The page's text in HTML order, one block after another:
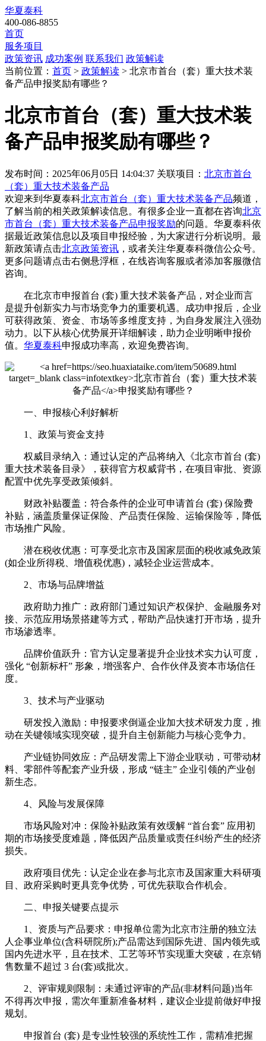
华夏泰科
400-086-8855
首页
服务项目
政策资讯 成功案例 联系我们 政策解读
当前位置： 首页 > 政策解读 > 北京市首台（套）重大技术装
备产品申报奖励有哪些？
北京市首台（套）重大技术装
备产品申报奖励有哪些？
发布时间：2025年06月05日 14:04:37 关联项目： 北京市首台
（套）重大技术装备产品
欢迎来到华夏泰科北京市首台（套）重大技术装备产品频道，
了解当前的相关政策解读信息。有很多企业一直都在咨询北京
市首台（套）重大技术装备产品申报奖励的问题。华夏泰科依
据最近政策信息以及项目申报经验，为大家进行分析说明。最
新政策请点击北京政策资讯 ，或者关注华夏泰科微信公众号。
更多问题请点击右侧悬浮框，在线咨询客服或者添加客服微信
咨询。
在北京市申报首台 (套) 重大技术装备产品，对企业而言
是提升创新实力与市场竞争力的重要机遇。成功申报后，企业
可获得政策、资金、市场等多维度支持，为自身发展注入强劲
动力。以下从核心优势展开详细解读，助力企业明晰申报价
值。 华夏泰科申报成功率高，欢迎免费咨询。
一、申报核心利好解析
1、政策与资金支持
权威目录纳入：通过认定的产品将纳入《北京市首台 (套)
重大技术装备目录》，获得官方权威背书，在项目审批、资源
配置中优先享受政策倾斜。
财政补贴覆盖：符合条件的企业可申请首台 (套) 保险费
补贴，涵盖质量保证保险、产品责任保险、运输保险等，降低
市场推广风险。
潜在税收优惠：可享受北京市及国家层面的税收减免政策
(如企业所得税、增值税优惠)，减轻企业运营成本。
2、市场与品牌增益
政府助力推广：政府部门通过知识产权保护、金融服务对
接、示范应用场景搭建等方式，帮助产品快速打开市场，提升
市场渗透率。
品牌价值跃升：官方认定显著提升企业技术实力认可度，
强化 “创新标杆” 形象，增强客户、合作伙伴及资本市场信任
度。
3、技术与产业驱动
研发投入激励：申报要求倒逼企业加大技术研发力度，推
动在关键领域实现突破，提升自主创新能力与核心竞争力。
产业链协同效应：产品研发需上下游企业联动，可带动材
料、零部件等配套产业升级，形成 “链主” 企业引领的产业创
新生态。
4、风险与发展保障
市场风险对冲：保险补贴政策有效缓解 “首台套” 应用初
期的市场接受度难题，降低因产品质量或责任纠纷产生的经济
损失。
政府项目优先：认定企业在参与北京市及国家重大科研项
目、政府采购时更具竞争优势，可优先获取合作机会。
二、申报关键要点提示
1、资质与产品要求：申报单位需为北京市注册的独立法
人企事业单位(含科研院所);产品需达到国际先进、国内领先或
国内先进水平，且在技术、工艺等环节实现重大突破，在京销
售数量不超过 3 台(套)或批次。
2、评审规则限制：未通过评审的产品(非材料问题)当年
不得再次申报，需次年重新准备材料，建议企业提前做好申报
规划。
申报首台 (套) 是专业性较强的系统性工作，需精准把握